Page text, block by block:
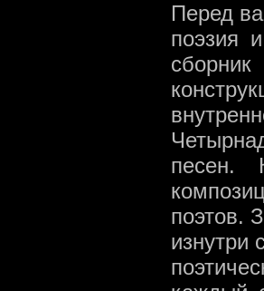
Перед
поэзия
песен.
поэтов.
изнутри